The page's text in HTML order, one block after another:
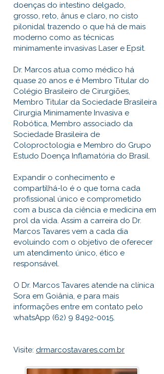
doenças do intestino delgado,
grosso, reto, ânus e claro, no cisto
pilonidal trazendo o que há de mais
moderno como as técnicas
minimamente invasivas Laser e Epsit.
Dr. Marcos atua como médico há
quase 20 anos e é Membro Titular do
Colégio Brasileiro de Cirurgiões,
Membro Titular da Sociedade Brasileira
Cirurgia Minimamente Invasiva e
Robótica, Membro associado da
Sociedade Brasileira de
Coloproctologia e Membro do Grupo
Estudo Doença Inflamatória do Brasil.
Expandir o conhecimento e
compartilhá-lo é o que torna cada
profissional único e comprometido
com a busca da ciência e medicina em
prol da vida. Assim a carreira do Dr.
Marcos Tavares vem a cada dia
evoluindo com o objetivo de oferecer
um atendimento único, ético e
responsável.
O Dr. Marcos Tavares atende na clínica
Sora em Goiânia, e para mais
informações entre em contato pelo
whatsApp (62) 9 8492-0015.
Visite: drmarcostavares.com.br